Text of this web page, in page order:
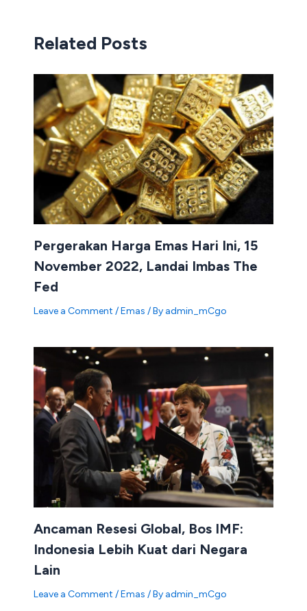
Related Posts
Pergerakan Harga Emas Hari Ini, 15
November 2022, Landai Imbas The
Fed
Leave a Comment /Emas / By admin_mCgo
Ancaman Resesi Global, Bos IMF:
Indonesia Lebih Kuat dari Negara
Lain
Leave a Comment /Emas / By admin_mCgo